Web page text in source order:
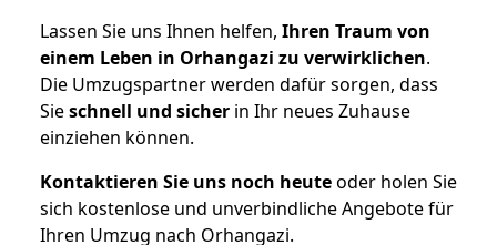
Lassen Sie uns Ihnen helfen, Ihren Traum von
einem Leben in Orhangazi zu verwirklichen.
Die Umzugspartner werden dafür sorgen, dass
Sieschnell und sicher in Ihr neues Zuhause
einziehen können.
Kontaktieren Sie uns noch heuteoder holen Sie
sich kostenlose und unverbindliche Angebote für
Ihren Umzug nach Orhangazi.